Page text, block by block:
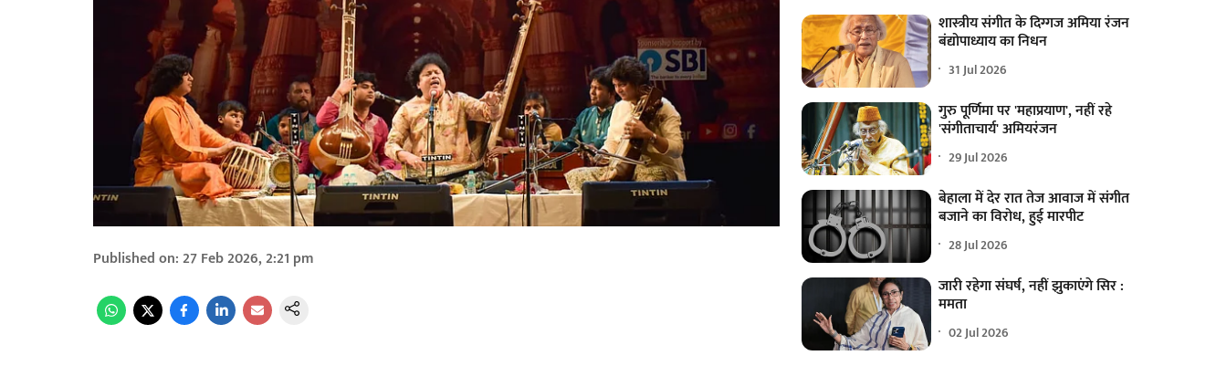
Published on:27 Feb 2026, 2:21 pm
शास्त्रीय संगीत के दिग्गज अमिया रंजन
बंद्योपाध्याय का निधन
31 Jul 2026
गुरु पूर्णिमा पर 'महाप्रयाण', नहीं रहे
'संगीताचार्य' अमियरंजन
29 Jul 2026
बेहाला में देर रात तेज आवाज में संगीत
बजाने का विरोध, हुई मारपीट
28 Jul 2026
जारी रहेगा संघर्ष, नहीं झुकाएंगे सिर :
ममता
02 Jul 2026